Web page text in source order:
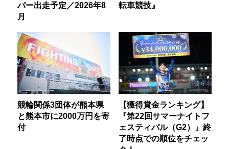
バー出走予定／2026年8
月
転車競技』
競輪関係3団体が熊本県
と熊本市に2000万円を寄
付
【獲得賞金ランキング】
『第22回サマーナイトフ
ェスティバル（G2）』終
了時点での順位をチェッ